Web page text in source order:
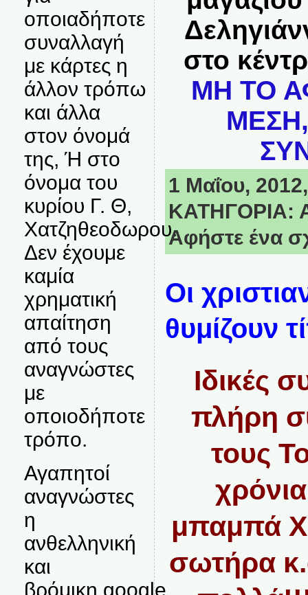
οποιαδήποτε
συναλλαγή
με κάρτες η
άλλον τρόπω
και άλλα
στον όνομά
της, Ή στο
όνομα του
κυρίου Γ. Θ,
Χατζηθεοδωρου.
Δεν έχουμε
καμία
χρηματική
απαίτηση
από τους
αναγνώστες
με
οποιοδήποτε
τρόπο.
Αγαπητοί
αναγνώστες
η
ανθελληνική
και
βρόμικη google
στο
ΜΗ ΤΟ
ΜΕΣΗ,
1 Μαΐου,
ΚΑΤΗΓΟΡΙΑ:
Αφήστε ένα
Οι
θυμίζουν
Ιδικές
πλήρη
τους
μπαμπά
σωτήρα